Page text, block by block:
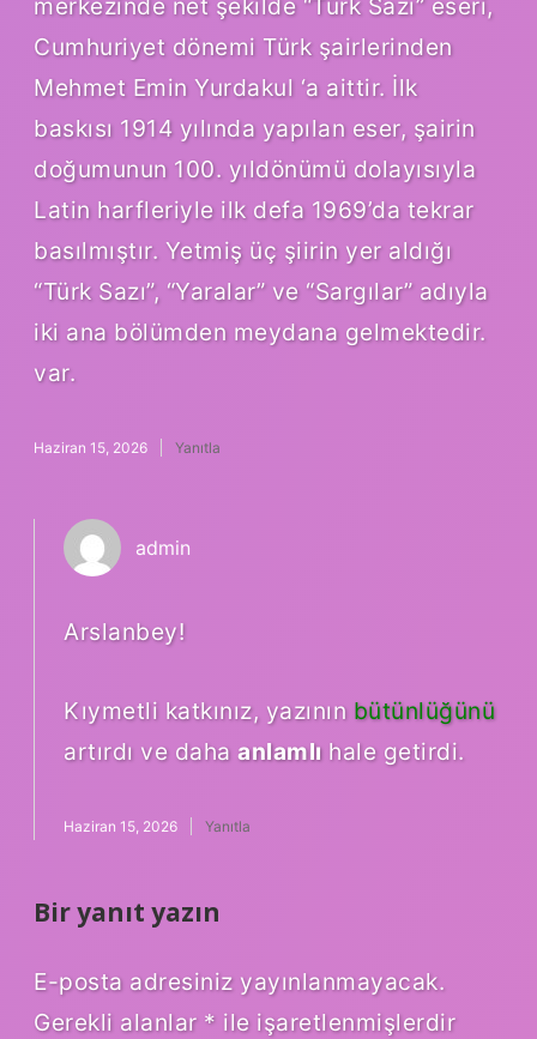
merkezinde net şekilde “Türk Sazı” eseri,
Cumhuriyet dönemi Türk şairlerinden
Mehmet Emin Yurdakul ‘a aittir. İlk
baskısı 1914 yılında yapılan eser, şairin
doğumunun 100. yıldönümü dolayısıyla
Latin harfleriyle ilk defa 1969’da tekrar
basılmıştır. Yetmiş üç şiirin yer aldığı
“Türk Sazı”, “Yaralar” ve “Sargılar” adıyla
iki ana bölümden meydana gelmektedir.
var.
Haziran 15, 2026 Yanıtla
admin
Arslanbey!
Kıymetli katkınız, yazının bütünlüğünü
artırdı ve daha anlamlıhale getirdi.
Haziran 15, 2026 Yanıtla
Bir yanıt yazın
E-posta adresiniz yayınlanmayacak.
Gerekli alanlar * ile işaretlenmişlerdir